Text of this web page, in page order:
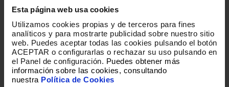
Esta página web usa cookies
Utilizamos cookies propias y de terceros para fines
analíticos y para mostrarte publicidad sobre nuestro sitio
web. Puedes aceptar todas las cookies pulsando el botón
ACEPTAR o configurarlas o rechazar su uso pulsando en
el Panel de configuración. Puedes obtener más
información sobre las cookies, consultando
nuestra Política de Cookies
único. ¡Compra ya tus entradas y sé parte del
encuentro musical más importante del año en
Murcia!
POLÍTICA DE MENORES:
- Menores con 16 y 17 años con autorización
firmada(descarga aquí).